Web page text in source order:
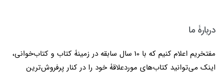
دربارۀ ما
مفتخریم اعلام کنیم که با 10 سال سابقه در زمینۀ کتاب و کتاب‌خوانی،
اینک می‌توانید کتاب‌های موردعلاقۀ خود را در کنار پرفروش‌ترین